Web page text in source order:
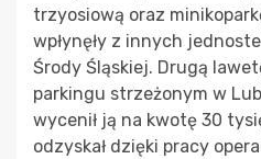
trzyosiową oraz
wpłynęły z innych
Środy Śląskiej. Drugą
parkingu strzeżonym w
wycenił ją na kwotę 30
odzyskał dzięki pracy